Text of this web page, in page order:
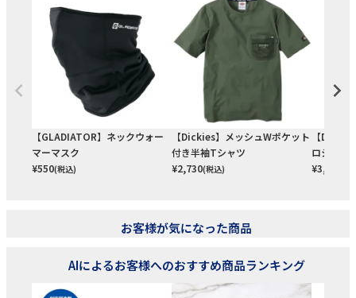
【GLADIATOR】ネックウォー
マーマスク
¥550(税込)
【Dickies】メッシュWポケット
付き半袖Tシャツ
¥2,730(税込)
【
ロシャツ
¥3,060
お客様が気になった商品
AIによるお客様へのおすすめ商品ランキング